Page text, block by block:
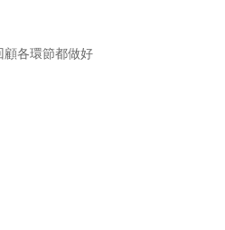
各環節都做好